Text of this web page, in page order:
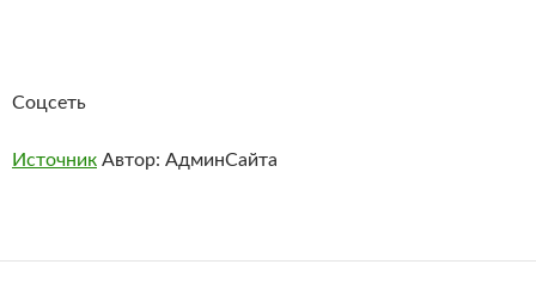
Соцсеть
Источник Автор: АдминСайта